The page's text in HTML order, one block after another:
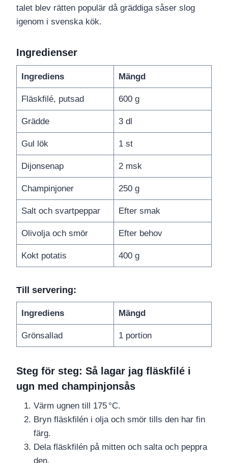
talet blev rätten populär då gräddiga såser slog
igenom i svenska kök.
Ingredienser
Ingrediens Mängd
Fläskfilé, putsad 600 g
Grädde 3 dl
Gul lök 1 st
Dijonsenap 2 msk
Champinjoner 250 g
Salt och svartpeppar Efter smak
Olivolja och smör Efter behov
Kokt potatis 400 g
Till servering:
Ingrediens Mängd
Grönsallad 1 portion
Steg för steg: Så lagar jag fläskfilé i
ugn med champinjonsås
Värm ugnen till 175 °C.
Bryn fläskfilén i olja och smör tills den har fin
färg.
Dela fläskfilén på mitten och salta och peppra
den.